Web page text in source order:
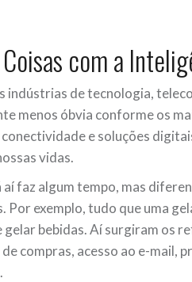
com a
de tecnologia,
menos óbvia conforme os
e soluções
vidas.
faz algum tempo, mas
Por exemplo, tudo que uma
gelar bebidas. Aí surgiram os
compras, acesso ao e-mail,